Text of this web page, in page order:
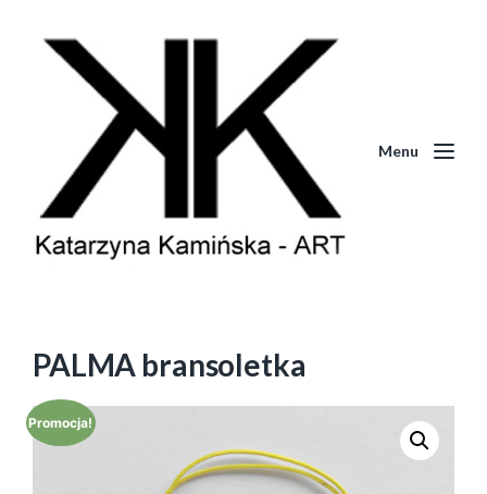
Menu
PALMA bransoletka
Promocja!